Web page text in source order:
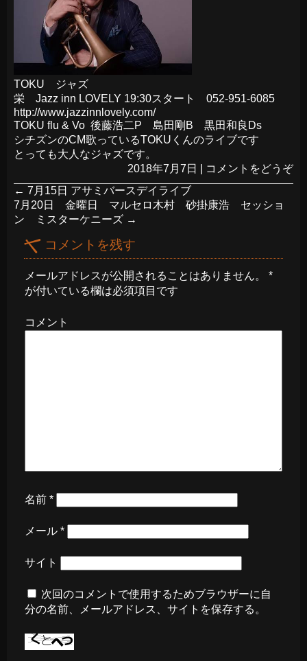
TOKU ジャズ
栄 Jazz inn LOVELY 19:30スタート 052-951-6085
http://www.jazzinnlovely.com/
TOKU flu & Vo 後藤浩二P 島田剛B 黒田和良Ds
シチズンのCM歌っているTOKUくんのライブです
とっても大人なジャズです。
2018年7月7日
コメントをどうぞ
← 7月15日 アサミバースデイライブ
7月20日 金曜日 マルセロ木村 砂掛康浩 セッショ
ン ミスターケニーズ →
コメントを残す
メールアドレスが公開されることはありません。
*
が付いている欄は必須項目です
コメント
名前 *
メール *
サイト
次回のコメントで使用するためブラウザーに自
分の名前、メールアドレス、サイトを保存する。